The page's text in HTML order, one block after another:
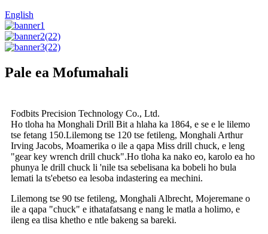
English
Pale ea Mofumahali
Fodbits Precision Technology Co., Ltd.
Ho tloha ha Monghali Drill Bit a hlaha ka 1864, e se e le lilemo
tse fetang 150.Lilemong tse 120 tse fetileng, Monghali Arthur
Irving Jacobs, Moamerika o ile a qapa Miss drill chuck, e leng
"gear key wrench drill chuck".Ho tloha ka nako eo, karolo ea ho
phunya le drill chuck li 'nile tsa sebelisana ka bobeli ho bula
lemati la ts'ebetso ea lesoba indastering ea mechini.
Lilemong tse 90 tse fetileng, Monghali Albrecht, Mojeremane o
ile a qapa "chuck" e ithatafatsang e nang le matla a holimo, e
ileng ea tlisa khetho e ntle bakeng sa bareki.